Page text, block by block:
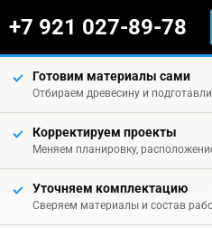
+7 921 027-89-78
Готовим материалы сами
Отбираем древесину и
Корректируем проекты
Меняем планировку,
Уточняем комплектацию
Сверяем материалы и состав